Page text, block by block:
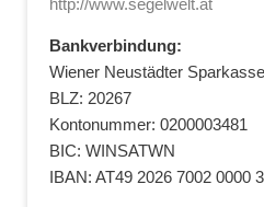
http://www.segelwelt.at
Bankverbindung:
Wiener Neustädter Sparkasse
BLZ: 20267
Kontonummer: 0200003481
BIC: WINSATWN
IBAN: AT49 2026 7002 0000